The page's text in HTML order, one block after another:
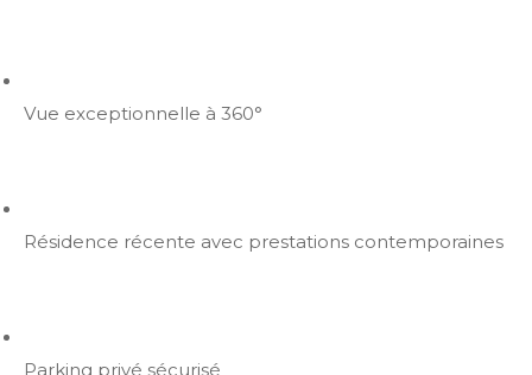
Vue exceptionnelle à 360°
Résidence récente avec prestations contemporaines
Parking privé sécurisé